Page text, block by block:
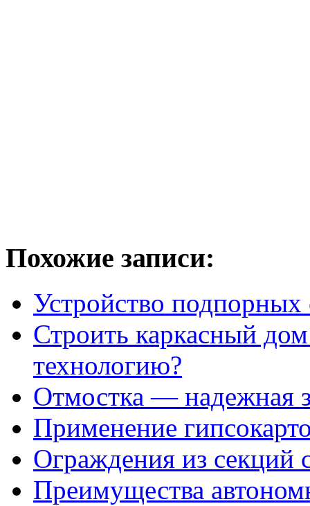
Похожие записи:
Устройство подпорных
Строить каркасный
технологию?
Отмостка — надежная
Применение
Ограждения из
Преимущества